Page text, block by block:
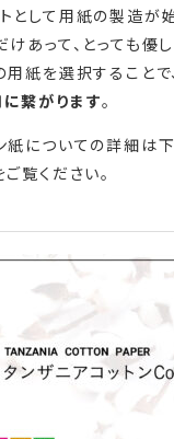
として用紙の製造が始
あって、とっても優
紙を選択することで
繋がります。
についての詳細は下
覧ください。